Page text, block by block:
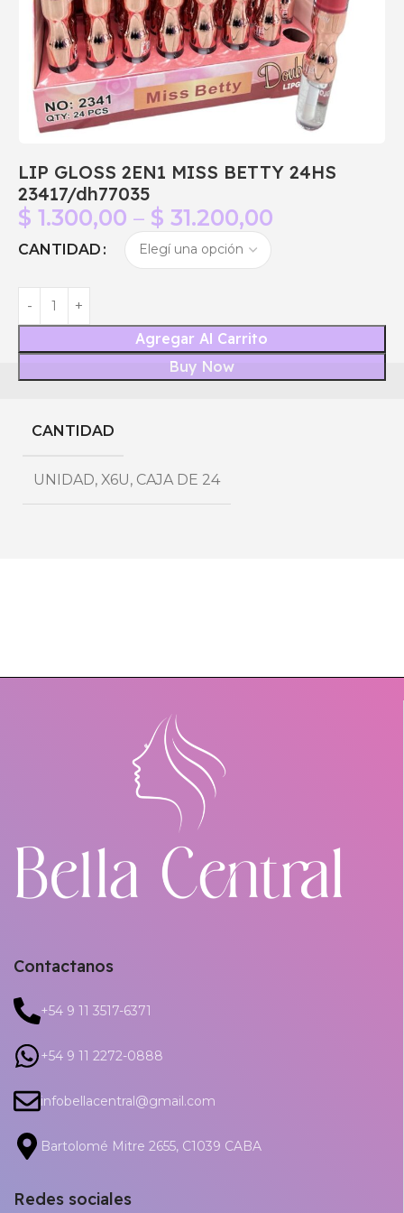
LIP GLOSS 2EN1 MISS BETTY 24HS
23417/dh77035
$ 1.300,00 – $ 31.200,00
CANTIDAD
Agregar Al Carrito
Buy Now
CANTIDAD
UNIDAD, X6U, CAJA DE 24
Contactanos
+54 9 11 3517-6371
+54 9 11 2272-0888
infobellacentral@gmail.com
Bartolomé Mitre 2655, C1039 CABA
Redes sociales